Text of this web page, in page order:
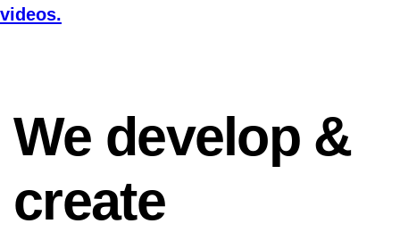
videos.
We develop &
create